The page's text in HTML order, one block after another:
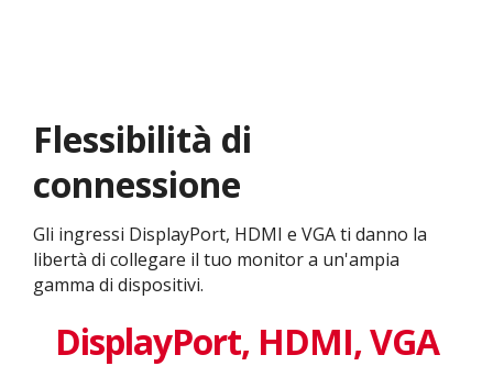
Flessibilità di
connessione
Gli ingressi DisplayPort, HDMI e VGA ti danno la
libertà di collegare il tuo monitor a un'ampia
gamma di dispositivi.
DisplayPort, HDMI, VGA